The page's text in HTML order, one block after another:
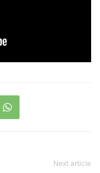
Next article